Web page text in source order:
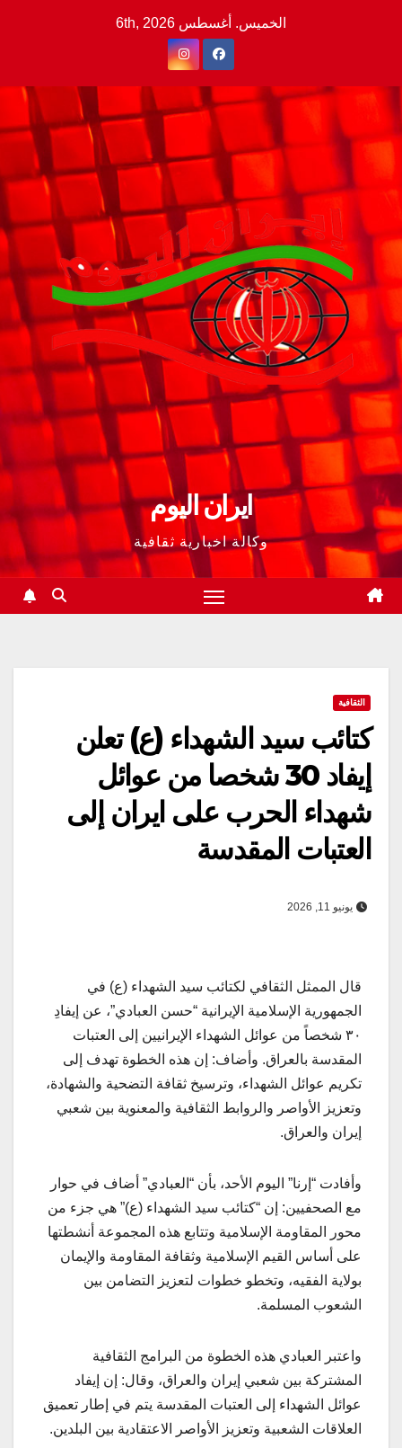
الخميس. أغسطس 6th, 2026
ايران اليوم
وكالة اخبارية ثقافية
الثقافية
كتائب سيد الشهداء (ع) تعلن
إيفاد 30 شخصا من عوائل
شهداء الحرب على ايران إلى
العتبات المقدسة
يونيو 11, 2026
قال الممثل الثقافي لكتائب سيد الشهداء (ع) في
الجمهورية الإسلامية الإیرانیة “حسن العبادي”، عن إيفادِ
٣٠ شخصاً من عوائل الشهداء الإيرانيين إلى العتبات
المقدسة بالعراق. وأضاف: إن هذه الخطوة تهدف إلى
تكريم عوائل الشهداء، وترسیخ ثقافة التضحية والشهادة،
وتعزیز الأواصر والروابط الثقافية والمعنوية بين شعبي
إيران والعراق.
وأفادت “إرنا” اليوم الأحد، بأن “العبادي” أضاف في حوار
مع الصحفيين: إن “كتائب سيد الشهداء (ع)” هي جزء من
محور المقاومة الإسلامية وتتابع هذه المجموعة أنشطتها
على أساس القيم الإسلامية وثقافة المقاومة والإيمان
بولاية الفقيه، وتخطو خطوات لتعزيز التضامن بين
الشعوب المسلمة.
واعتبر العبادي هذه الخطوة من البرامج الثقافية
المشتركة بين شعبي إيران والعراق، وقال: إن إیفاد
عوائل الشهداء إلى العتبات المقدسة يتم في إطار تعميق
العلاقات الشعبية وتعزيز الأواصر الاعتقادية بين البلدين.